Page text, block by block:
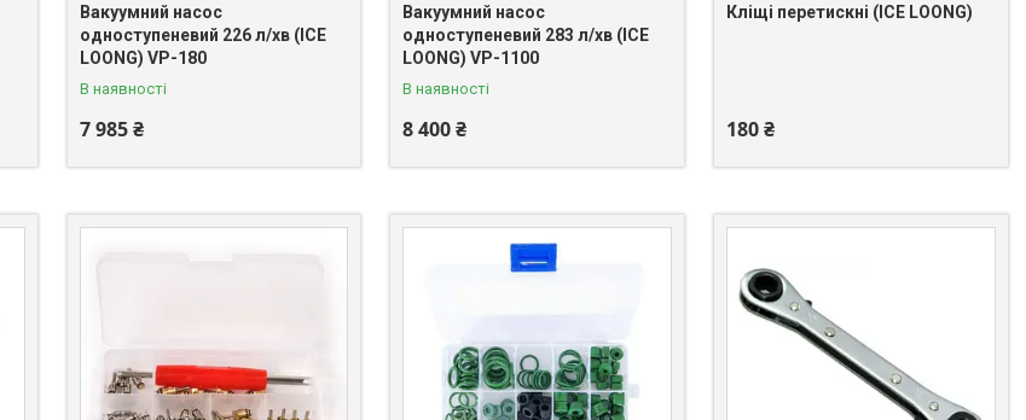
Вакуумний насос
одноступеневий 226 л/хв (ICE
LOONG) VP-180
В наявності
7 985 ₴
Вакуумний насос
одноступеневий 283 л/хв (ICE
LOONG) VP-1100
В наявності
8 400 ₴
Кліщі перетискні (ICE LOONG)
180 ₴